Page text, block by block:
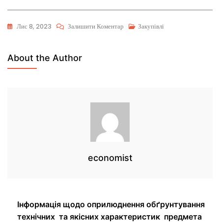
Лис 8, 2023 Залишити Коментар Закупівлі
About the Author
economist
Інформація щодо оприлюднення обґрунтування
технічних та якісних характеристик предмета